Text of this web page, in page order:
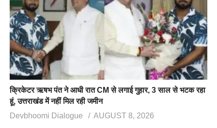
क्रिकेटर ऋषभ पंत ने आधी रात CM से लगाई गुहार, 3 साल से भटक रहा
हूं, उत्तराखंड में नहीं मिल रही जमीन
Devbhoomi Dialogue
AUGUST 8, 2026